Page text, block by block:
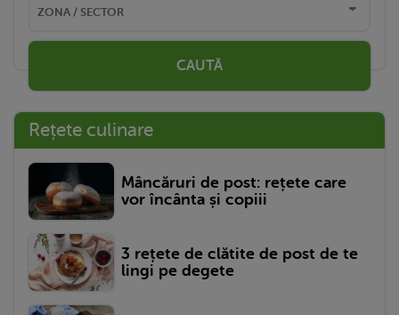
CAUTĂ
Rețete culinare
Mâncăruri de post: rețete care
vor încânta și copiii
3 rețete de clătite de post de te
lingi pe degete